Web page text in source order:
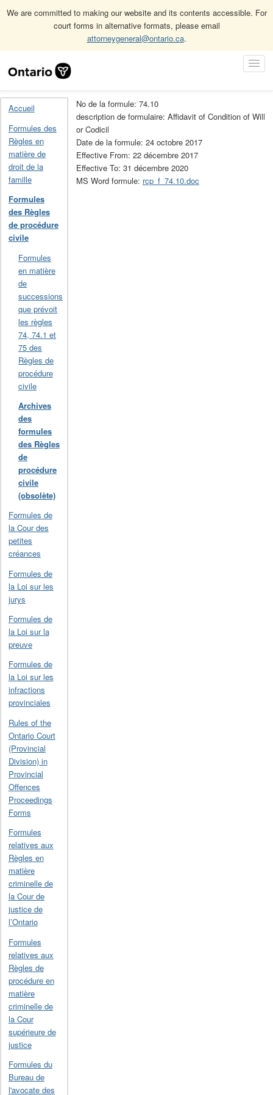
We are committed to making our website and its contents accessible. For
court forms in alternative formats, please email
attorneygeneral@ontario.ca.
Navigation
Accueil
Formules des Règles de procédure civile
Archives des formules des Règles de procédure civile (obsolète)
74.10
Accueil
Formules des
Règles en
matière de
droit de la
famille
Formules
des Règles
de procédure
civile
Formules
en matière
de
successions
que prévoit
les règles
74, 74.1 et
75 des
Règles de
procédure
civile
Archives
des
formules
des Règles
de
procédure
civile
(obsolète)
Formules de
la Cour des
petites
créances
Formules de
la Loi sur les
jurys
Formules de
la Loi sur la
preuve
Formules de
la Loi sur les
infractions
provinciales
Rules of the
Ontario Court
(Provincial
Division) in
Provincial
Offences
Proceedings
Forms
Formules
relatives aux
Règles en
matière
criminelle de
la Cour de
justice de
l’Ontario
Formules
relatives aux
Règles de
procédure en
matière
criminelle de
la Cour
supérieure de
justice
Formules du
Bureau de
l'avocate des
No de la formule: 74.10
description de formulaire: Affidavit of Condition of Will
or Codicil
Date de la formule: 24 octobre 2017
Effective From: 22 décembre 2017
Effective To: 31 décembre 2020
MS Word formule: rcp_f_74.10.doc